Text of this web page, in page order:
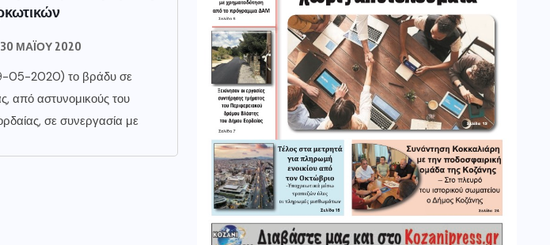
30 ΜΑΪ́ΟΥ 2020
05-2020) το βράδυ σε
από αστυνομικούς του
σε συνεργασία με